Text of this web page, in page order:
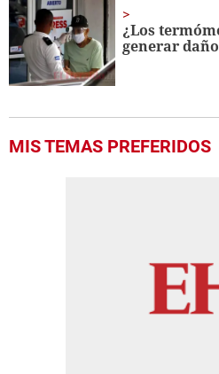
¿Los
generar
MIS TEMAS PREFERIDOS